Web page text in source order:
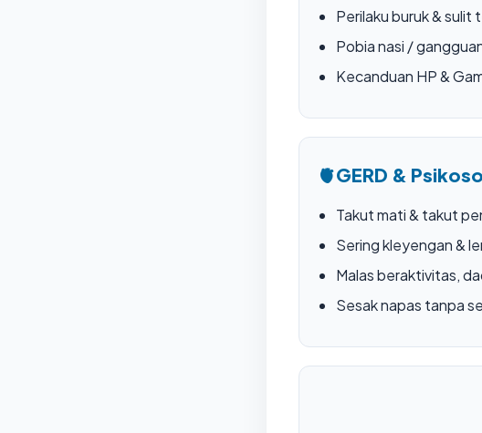
Perilaku buruk & sulit
Pobia nasi /
Kecanduan HP &
🫀GERD &
Takut mati & takut
Sering kleyengan &
Malas beraktivitas,
Sesak napas tanpa